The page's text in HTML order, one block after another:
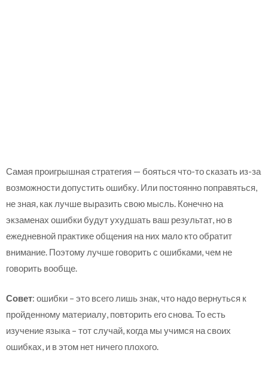
Самая проигрышная стратегия — бояться что-то сказать из-за
возможности допустить ошибку. Или постоянно поправяться,
не зная, как лучше выразить свою мысль. Конечно на
экзаменах ошибки будут ухудшать ваш результат, но в
ежедневной практике общения на них мало кто обратит
внимание. Поэтому лучше говорить с ошибками, чем не
говорить вообще.
Совет: ошибки – это всего лишь знак, что надо вернуться к
пройденному материалу, повторить его снова. То есть
изучение языка – тот случай, когда мы учимся на своих
ошибках, и в этом нет ничего плохого.